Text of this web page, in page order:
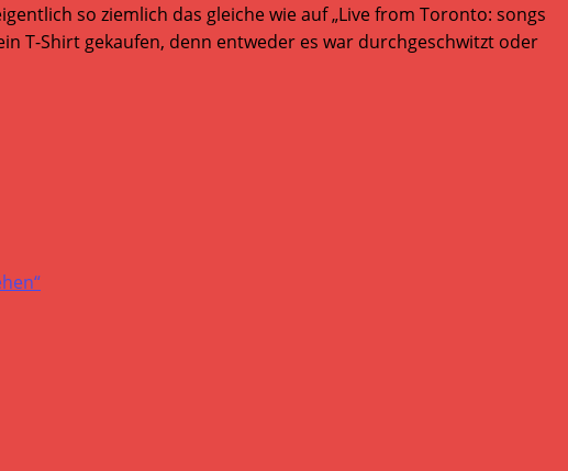
so ziemlich das gleiche wie auf „Live from Toronto: songs
T-Shirt gekaufen, denn entweder es war durchgeschwitzt oder